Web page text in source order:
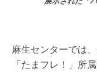
麻生センターでは
「たまフレ！」所